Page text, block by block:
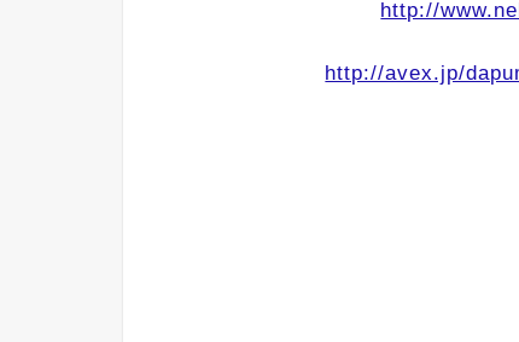
http://
http://avex.jp/